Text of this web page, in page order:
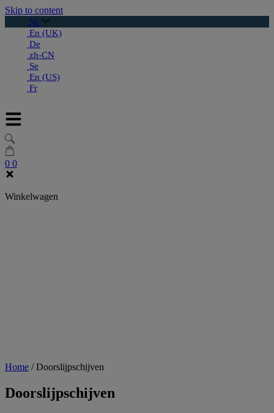
Skip to content
Nl
En (UK)
De
zh-CN
Se
En (US)
Fr
0 0
Winkelwagen
Home /Doorslijpschijven
Doorslijpschijven